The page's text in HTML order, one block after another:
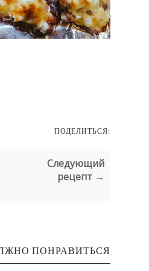
ПОДЕЛИТЬСЯ:
Следующий
рецепт →
ПОНРАВИТЬСЯ